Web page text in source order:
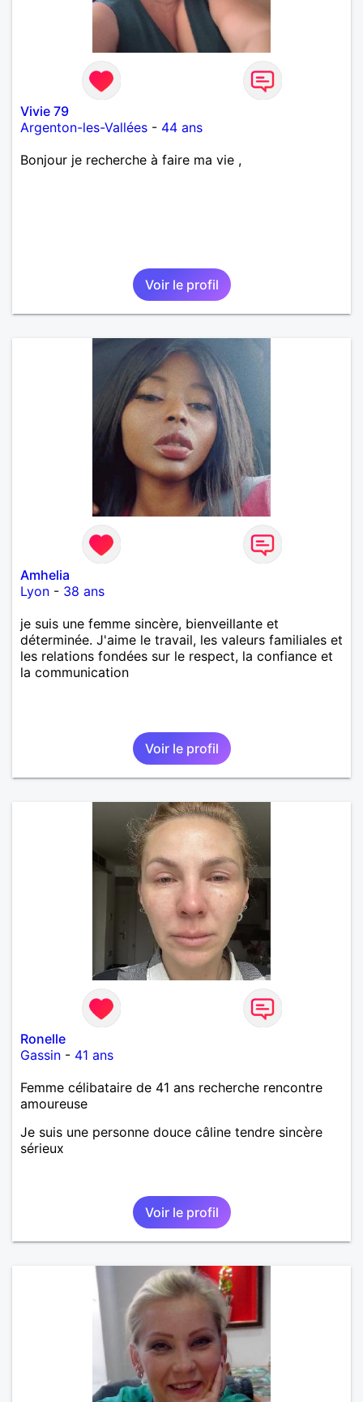
Vivie 79
Argenton-les-Vallées - 44 ans
Bonjour je recherche à faire ma vie ,
Voir le profil
Amhelia
Lyon - 38 ans
je suis une femme sincère, bienveillante et
déterminée. J'aime le travail, les valeurs familiales et
les relations fondées sur le respect, la confiance et
la communication
Voir le profil
Ronelle
Gassin - 41 ans
Femme célibataire de 41 ans recherche rencontre
amoureuse
Je suis une personne douce câline tendre sincère
sérieux
Voir le profil